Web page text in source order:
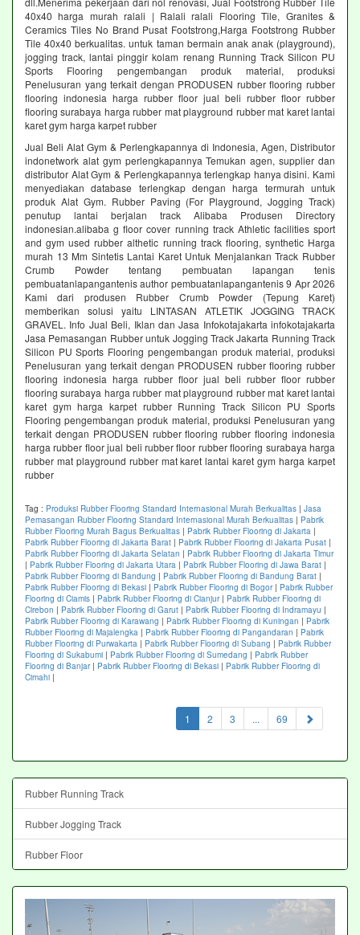
40x40 harga murah ralali | Ralali ralali Flooring Tile, Granites &
Ceramics Tiles No Brand Pusat Footstrong,Harga Footstrong Rubber
Tile 40x40 berkualitas. untuk taman bermain anak anak (playground),
jogging track, lantai pinggir kolam renang Running Track Silicon PU
Sports Flooring pengembangan produk material, produksi
Penelusuran yang terkait dengan PRODUSEN rubber flooring rubber
flooring indonesia harga rubber floor jual beli rubber floor rubber
flooring surabaya harga rubber mat playground rubber mat karet lantai
karet gym harga karpet rubber
Jual Beli Alat Gym & Perlengkapannya di Indonesia, Agen, Distributor
indonetwork alat gym perlengkapannya Temukan agen, supplier dan
distributor Alat Gym & Perlengkapannya terlengkap hanya disini. Kami
menyediakan database terlengkap dengan harga termurah untuk
produk Alat Gym. Rubber Paving (For Playground, Jogging Track)
penutup lantai berjalan track Alibaba Produsen Directory
indonesian.alibaba g floor cover running track Athletic facilities sport
and gym used rubber althetic running track flooring, synthetic Harga
murah 13 Mm Sintetis Lantai Karet Untuk Menjalankan Track Rubber
Crumb Powder tentang pembuatan lapangan tenis
pembuatanlapangantenis author pembuatanlapangantenis 9 Apr 2026
Kami dari produsen Rubber Crumb Powder (Tepung Karet)
memberikan solusi yaitu LINTASAN ATLETIK JOGGING TRACK
GRAVEL. Info Jual Beli, Iklan dan Jasa Infokotajakarta infokotajakarta
Jasa Pemasangan Rubber untuk Jogging Track Jakarta Running Track
Silicon PU Sports Flooring pengembangan produk material, produksi
Penelusuran yang terkait dengan PRODUSEN rubber flooring rubber
flooring indonesia harga rubber floor jual beli rubber floor rubber
flooring surabaya harga rubber mat playground rubber mat karet lantai
karet gym harga karpet rubber Running Track Silicon PU Sports
Flooring pengembangan produk material, produksi Penelusuran yang
terkait dengan PRODUSEN rubber flooring rubber flooring indonesia
harga rubber floor jual beli rubber floor rubber flooring surabaya harga
rubber mat playground rubber mat karet lantai karet gym harga karpet
rubber
Tag : Produksi Rubber Flooring Standard Internasional Murah Berkualitas | Jasa
Pemasangan Rubber Flooring Standard Internasional Murah Berkualitas | Pabrik
Rubber Flooring Murah Bagus Berkualitas | Pabrik Rubber Flooring di Jakarta |
Pabrik Rubber Flooring di Jakarta Barat | Pabrik Rubber Flooring di Jakarta Pusat |
Pabrik Rubber Flooring di Jakarta Selatan | Pabrik Rubber Flooring di Jakarta Timur
| Pabrik Rubber Flooring di Jakarta Utara | Pabrik Rubber Flooring di Jawa Barat |
Pabrik Rubber Flooring di Bandung | Pabrik Rubber Flooring di Bandung Barat |
Pabrik Rubber Flooring di Bekasi | Pabrik Rubber Flooring di Bogor| Pabrik Rubber
Flooring di Ciamis | Pabrik Rubber Flooring di Cianjur| Pabrik Rubber Flooring di
Cirebon | Pabrik Rubber Flooring di Garut | Pabrik Rubber Flooring di Indramayu |
Pabrik Rubber Flooring di Karawang | Pabrik Rubber Flooring di Kuningan | Pabrik
Rubber Flooring di Majalengka | Pabrik Rubber Flooring di Pangandaran | Pabrik
Rubber Flooring di Purwakarta | Pabrik Rubber Flooring di Subang | Pabrik Rubber
Flooring di Sukabumi | Pabrik Rubber Flooring di Sumedang | Pabrik Rubber
Flooring di Banjar| Pabrik Rubber Flooring di Bekasi | Pabrik Rubber Flooring di
Cimahi |
1 (current)
2 3 ... 69
Rubber Running Track
Rubber Jogging Track
Rubber Floor